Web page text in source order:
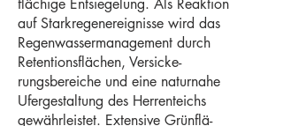
flächige Entsiegelung. Als Reaktion
auf Starkregenereignisse wird das
Regenwassermanagement durch
Retentionsflächen, Versicke-
rungsbereiche und eine naturnahe
Ufergestaltung des Herrenteichs
gewährleistet. Extensive Grünflä-